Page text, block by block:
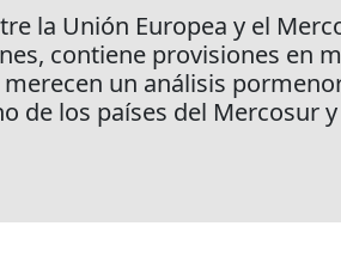
la Unión Europea y el
contiene provisiones en
un análisis
de los países del Mercosur